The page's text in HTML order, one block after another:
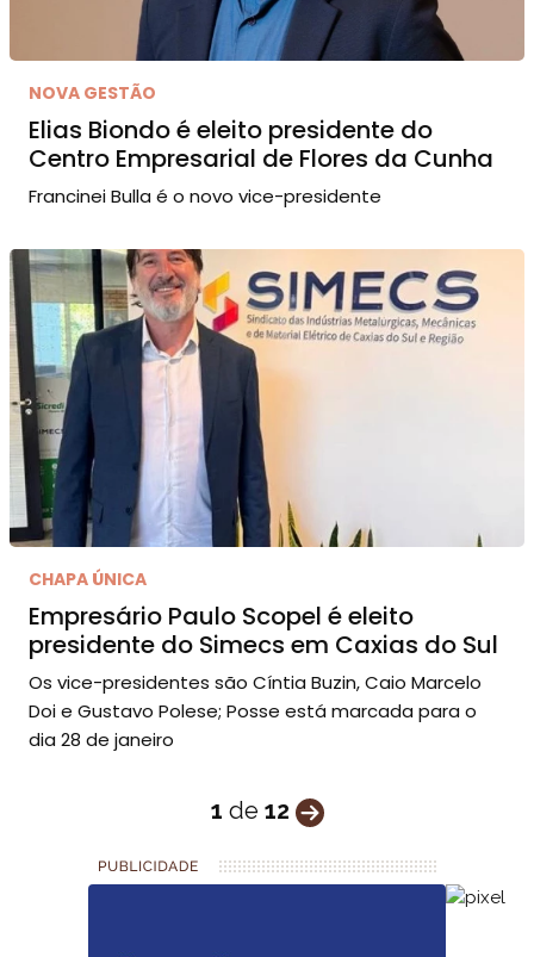
NOVA GESTÃO
Elias Biondo é eleito presidente do
Centro Empresarial de Flores da Cunha
Francinei Bulla é o novo vice-presidente
CHAPA ÚNICA
Empresário Paulo Scopel é eleito
presidente do Simecs em Caxias do Sul
Os vice-presidentes são Cíntia Buzin, Caio Marcelo
Doi e Gustavo Polese; Posse está marcada para o
dia 28 de janeiro
1 de 12